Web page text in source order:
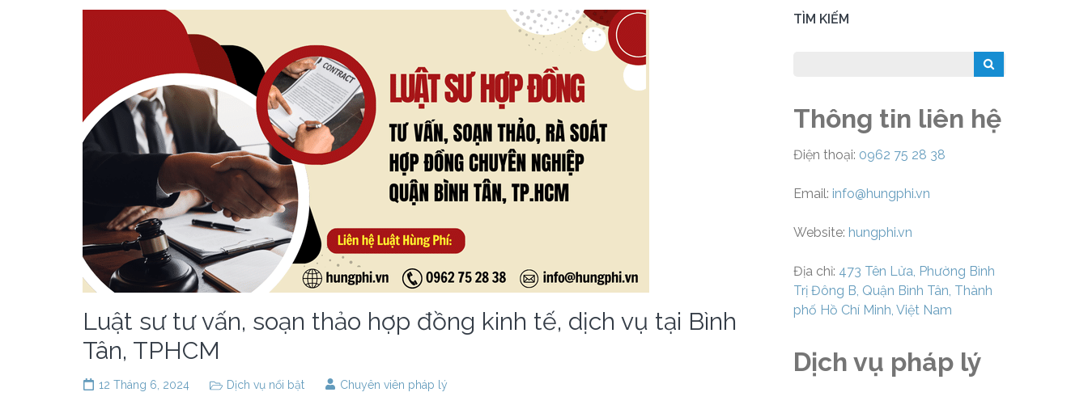
Luật sư tư vấn, soạn thảo hợp đồng kinh tế, dịch vụ tại Bình
Tân, TPHCM
12 Tháng 6, 2024 Dịch vụ nổi bật Chuyên viên pháp lý
TÌM KIẾM
Thông tin liên hệ
Điện thoại: 0962 75 28 38
Email: info@hungphi.vn
Website: hungphi.vn
Địa chỉ: 473 Tên Lửa, Phường Bình
Trị Đông B, Quận Bình Tân, Thành
phố Hồ Chí Minh, Việt Nam
Dịch vụ pháp lý